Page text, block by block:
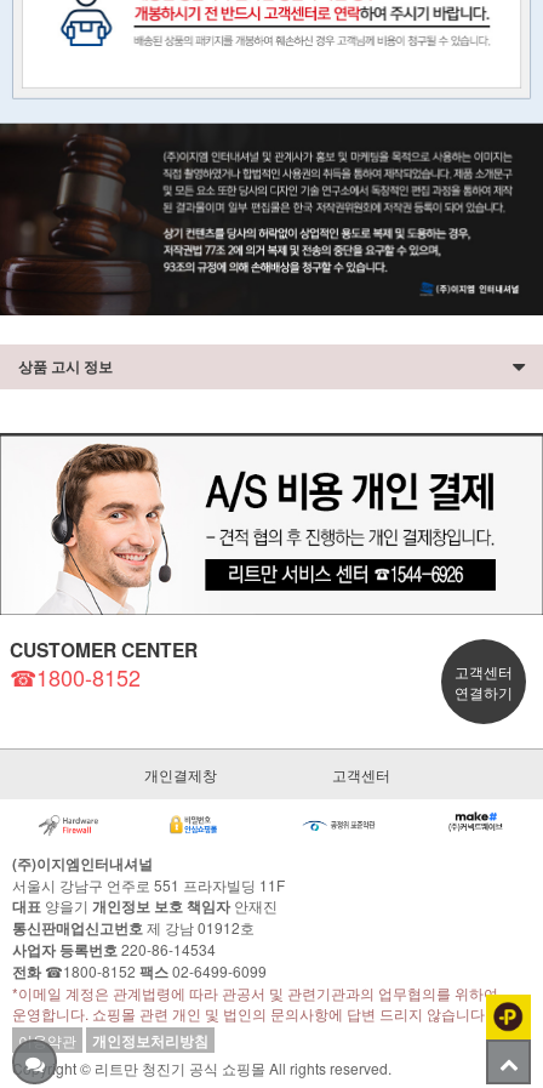
상품 고시 정보
CUSTOMER CENTER
☎1800-8152
고객센터
연결하기
개인결제창 고객센터
(주)이지엠인터내셔널
서울시 강남구 언주로 551 프라자빌딩 11F
대표 양을기 개인정보 보호 책임자안재진
통신판매업신고번호제 강남 01912호
사업자 등록번호220-86-14534
전화☎1800-8152 팩스02-6499-6099
*이메일 계정은 관계법령에 따라 관공서 및 관련기관과의 업무협의를 위하여
운영합니다. 쇼핑몰 관련 개인 및 법인의 문의사항에 답변 드리지 않습니다.
이용약관
개인정보처리방침
Copyright © 리트만 청진기 공식 쇼핑몰 All rights reserved.